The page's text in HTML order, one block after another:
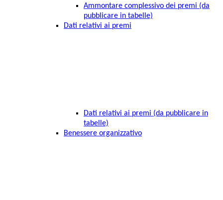
Ammontare complessivo dei premi (da
pubblicare in tabelle)
Dati relativi ai premi
Dati relativi ai premi (da pubblicare in
tabelle)
Benessere organizzativo